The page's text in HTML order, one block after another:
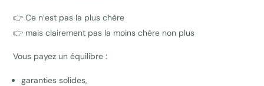
👉 Ce n’est pas la plus chère
👉 mais clairement pas la moins chère non plus
Vous payez un équilibre :
garanties solides,